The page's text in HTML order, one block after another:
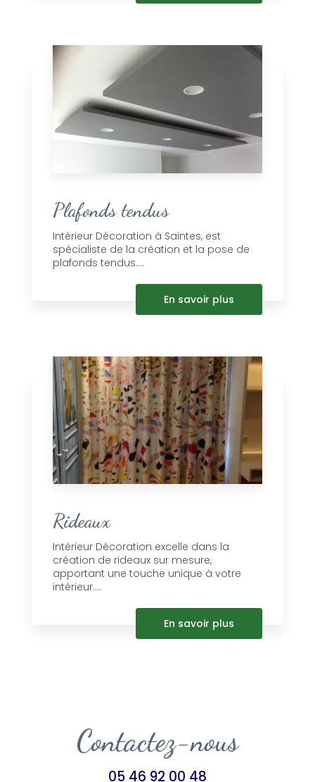
Plafonds tendus
Intérieur Décoration à Saintes, est
spécialiste de la création et la pose de
plafonds tendus....
En savoir plus
Rideaux
Intérieur Décoration excelle dans la
création de rideaux sur mesure,
apportant une touche unique à votre
intérieur....
En savoir plus
Contactez-nous
05 46 92 00 48